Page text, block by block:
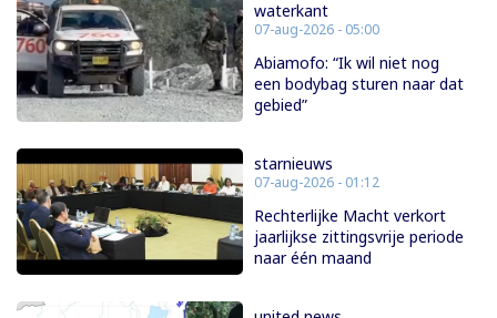
waterkant
07-aug-2026 - 05:00
Abiamofo: “Ik wil niet nog
een bodybag sturen naar dat
gebied”
starnieuws
07-aug-2026 - 01:12
Rechterlijke Macht verkort
jaarlijkse zittingsvrije periode
naar één maand